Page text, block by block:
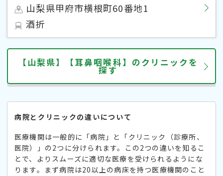
山梨県甲府市横根町60番地1
酒折
【山梨県】【耳鼻咽喉科】のクリニックを
探す
病院とクリニックの違いについて
医療機関は一般的に「病院」と「クリニック（診療所、
医院）」の2つに分けられます。この2つの違いを知るこ
とで、よりスムーズに適切な医療を受けられるようにな
ります。まず病院は20以上の病床を持つ医療機関のこと